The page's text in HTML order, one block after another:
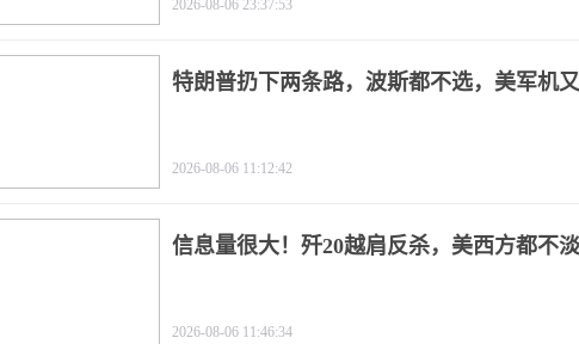
2026-08-06 23:37:53
特朗普扔下两条路，波斯都不选，美军机
2026-08-06 11:12:42
信息量很大！歼20越肩反杀，美西方都不
2026-08-06 11:46:34